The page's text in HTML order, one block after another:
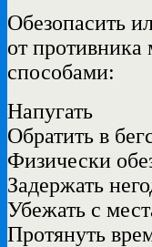
Обезопасить
от
способами:
Напугать
Обратить в
Физически
Задержать
Убежать с
Протянуть